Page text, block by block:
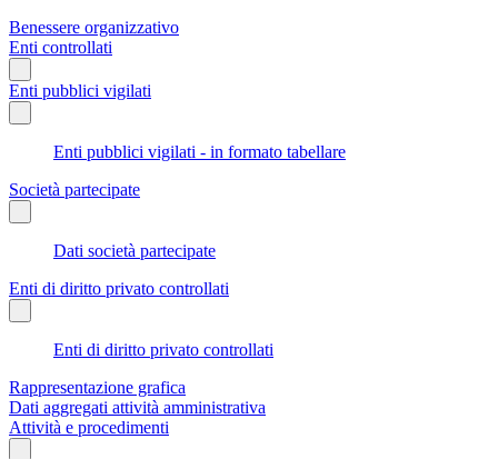
Benessere organizzativo
Enti controllati
Enti pubblici vigilati
Enti pubblici vigilati - in formato tabellare
Società partecipate
Dati società partecipate
Enti di diritto privato controllati
Enti di diritto privato controllati
Rappresentazione grafica
Dati aggregati attività amministrativa
Attività e procedimenti